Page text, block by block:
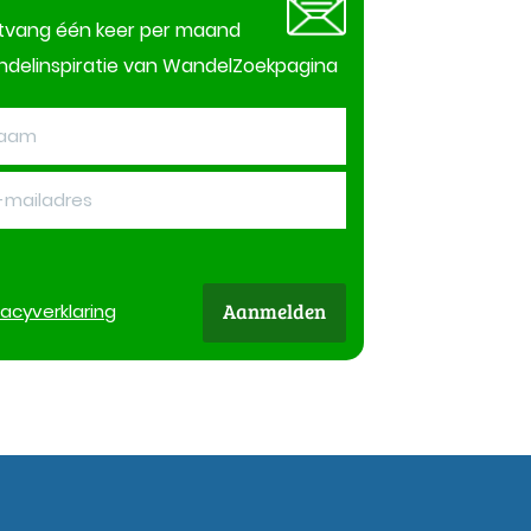
één keer per maand
van WandelZoekpagina
verklaring Aanmelden